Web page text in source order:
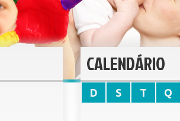
CALENDÁRIO
D S T Q